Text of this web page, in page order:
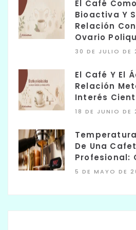
El Café
Bioactiva Y
Relación
Ovario
30 DE JULIO DE
El Café Y El
Relación
Interés
18 DE JUNIO DE
De Una
Profesional:
5 DE MAYO DE